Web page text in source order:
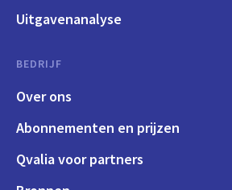
Uitgavenanalyse
BEDRIJF
Over ons
Abonnementen en prijzen
Qvalia voor partners